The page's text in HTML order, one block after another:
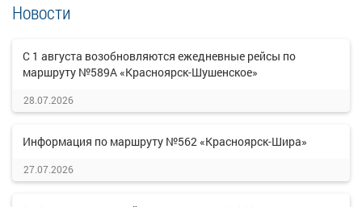
Новости
С 1 августа возобновляются ежедневные рейсы по
маршруту №589А «Красноярск-Шушенское»
28.07.2026
Информация по маршруту №562 «Красноярск-Шира»
27.07.2026